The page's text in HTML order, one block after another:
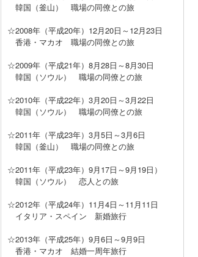
韓国（釜山） 職場の同僚との旅
☆2008年（平成20年）12月20日～12月23日
香港・マカオ 職場の同僚との旅
☆2009年（平成21年）8月28日～8月30日
韓国（ソウル） 職場の同僚との旅
☆2010年（平成22年）3月20日～3月22日
韓国（ソウル） 職場の同僚との旅
☆2011年（平成23年）3月5日～3月6日
韓国（釜山） 職場の同僚との旅
☆2011年（平成23年）9月17日～9月19日）
韓国（ソウル） 恋人との旅
☆2012年（平成24年）11月4日～11月11日
イタリア・スペイン 新婚旅行
☆2013年（平成25年）9月6日～9月9日
香港・マカオ 結婚一周年旅行